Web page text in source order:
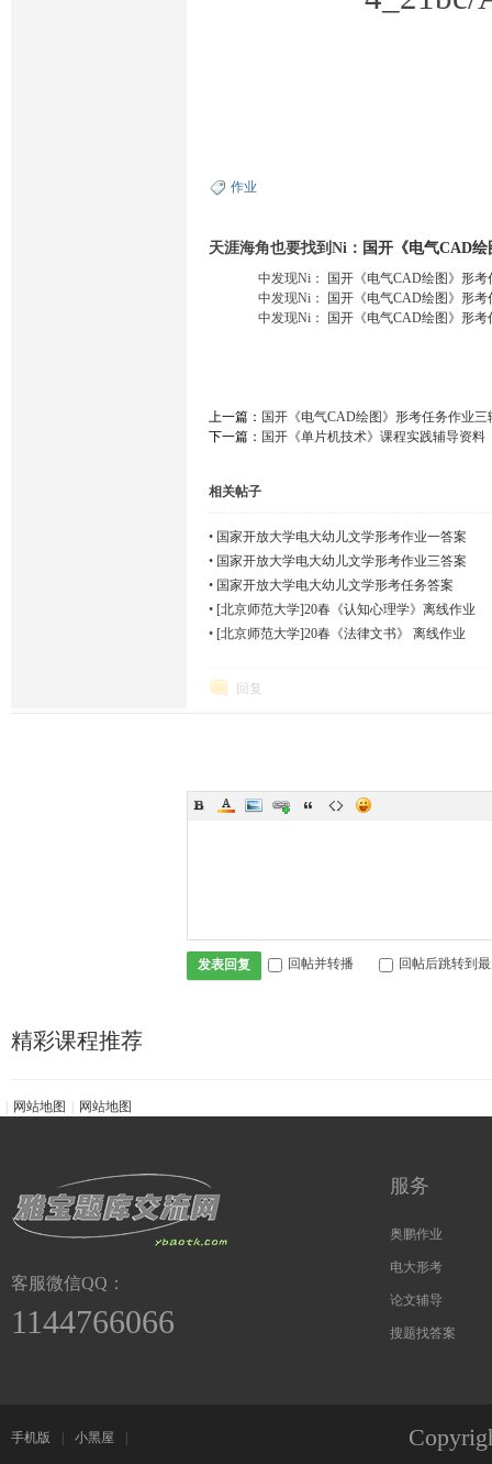
作业
天涯海角也要找到Ni： 国开《电气CAD
中发现Ni： 国开《电气CAD绘图》形
中发现Ni： 国开《电气CAD绘图》形
中发现Ni： 国开《电气CAD绘图》形
上一篇： 国开《电气CAD绘图》形考任务作业三
下一篇： 国开《单片机技术》课程实践辅导资料
相关帖子
• 国家开放大学电大幼儿文学形考作业一答案
• 国家开放大学电大幼儿文学形考作业三答案
• 国家开放大学电大幼儿文学形考任务答案
• [北京师范大学]20春《认知心理学》离线作业
• [北京师范大学]20春《法律文书》 离线作业
回复
发表回复 回帖并转播 回帖后跳转到
精彩课程推荐
| 网站地图 | 网站地图
客服微信QQ：
1144766066
服务
奥鹏作业
电大形考
论文辅导
搜题找答案
手机版 | 小黑屋 |